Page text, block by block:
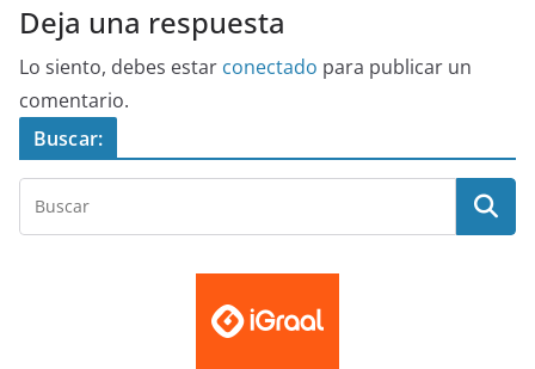
Deja una respuesta
Lo siento, debes estar conectado para publicar un
comentario.
Buscar: